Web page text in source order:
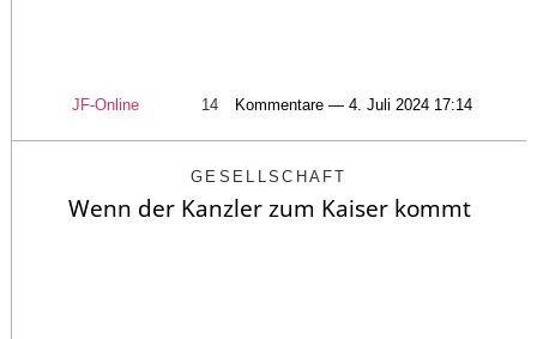
JF-Online 14 Kommentare — 4. Juli 2024 17:14
GESELLSCHAFT
Wenn der Kanzler zum Kaiser kommt